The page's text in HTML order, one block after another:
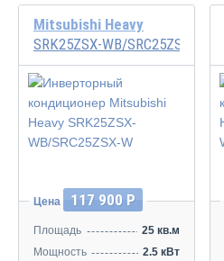
Mitsubishi Heavy
SRK25ZSX-WB/SRC25ZSX-W
Инвертор
Цена 117 900 Р
Площадь
25 кв.м
Мощность
2.5 кВт